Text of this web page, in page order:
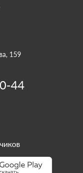
159
44